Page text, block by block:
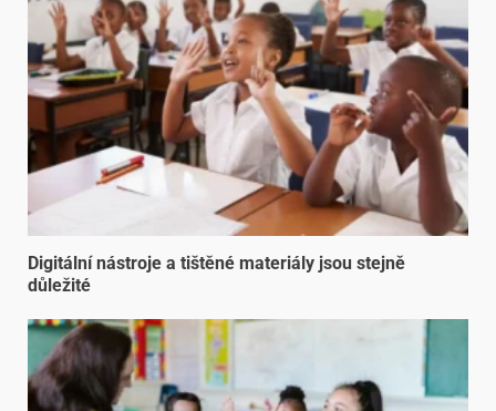
Digitální nástroje a tištěné materiály jsou stejně
důležité